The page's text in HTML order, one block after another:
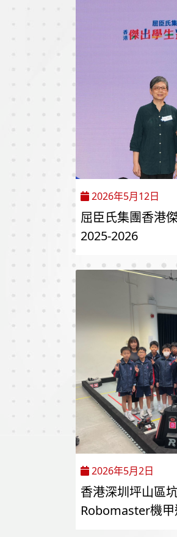
2026年5月12日
屈臣氏集團香港
2025-2026
2026年5月2日
香港深圳坪山區
Robomaster機